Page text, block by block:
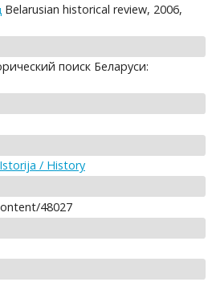
Belarusian historical review, 2006,
поиск Беларуси:
Istorija / History
48027